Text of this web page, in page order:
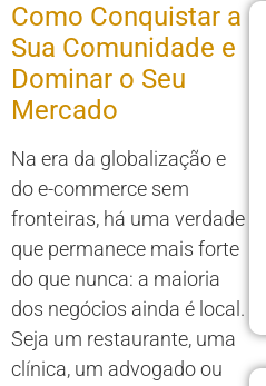
Como Conquistar a
Sua Comunidade e
Dominar o Seu
Mercado
Na era da globalização e
do e-commerce sem
fronteiras, há uma verdade
que permanece mais forte
do que nunca: a maioria
dos negócios ainda é local.
Seja um restaurante, uma
clínica, um advogado ou